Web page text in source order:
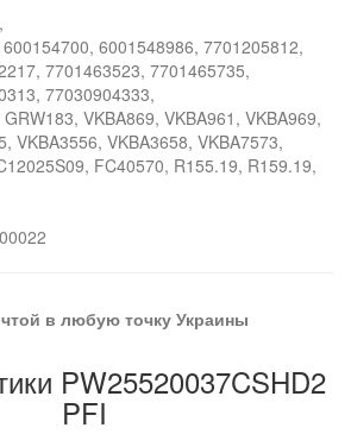
6001548986, 7701205812,
7701463523, 7701465735,
77030904333,
VKBA869, VKBA961, VKBA969,
VKBA3556, VKBA3658, VKBA7573,
FC40570, R155.19, R159.19,
в любую точку Украины
PW25520037CSHD2
PFI